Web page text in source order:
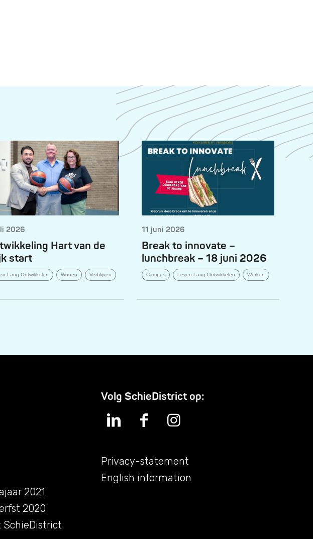
2026
Hart van de
start
Lang Ontwikkelen Wonen Verblijven
11 juni 2026
Break to innovate –
lunchbreak – 18 juni 2026
Campus Leven Lang Ontwikkelen Werken
2021
2020
SchieDistrict
Volg SchieDistrict op:
Privacy-statement
English information